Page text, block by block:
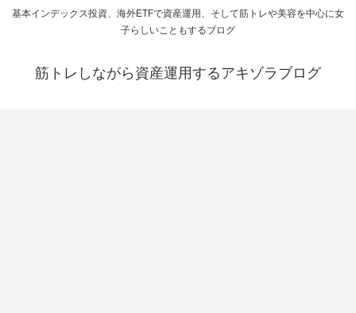
基本インデックス投資、海外ETFで資産運用、そして筋トレや美容を中心に女
子らしいこともするブログ
筋トレしながら資産運用するアキゾラブログ